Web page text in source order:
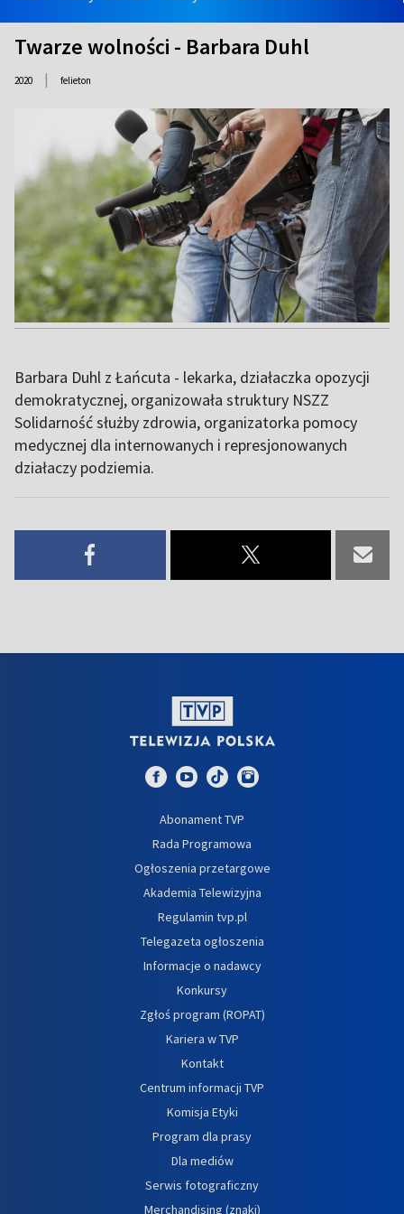
Twarze wolności - Barbara Duhl
2020 | felieton
Barbara Duhl z Łańcuta - lekarka, działaczka opozycji
demokratycznej, organizowała struktury NSZZ
Solidarność służby zdrowia, organizatorka pomocy
medycznej dla internowanych i represjonowanych
działaczy podziemia.
Abonament TVP
Rada Programowa
Ogłoszenia przetargowe
Akademia Telewizyjna
Regulamin tvp.pl
Telegazeta ogłoszenia
Informacje o nadawcy
Konkursy
Zgłoś program (ROPAT)
Kariera w TVP
Kontakt
Centrum informacji TVP
Komisja Etyki
Program dla prasy
Dla mediów
Serwis fotograficzny
Merchandising (znaki)